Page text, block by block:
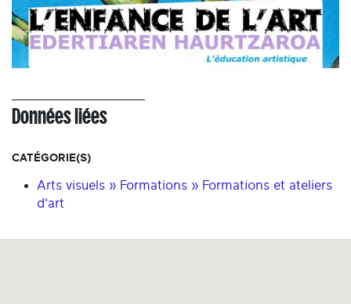
Données liées
CATÉGORIE(S)
Arts visuels » Formations » Formations et ateliers
d'art